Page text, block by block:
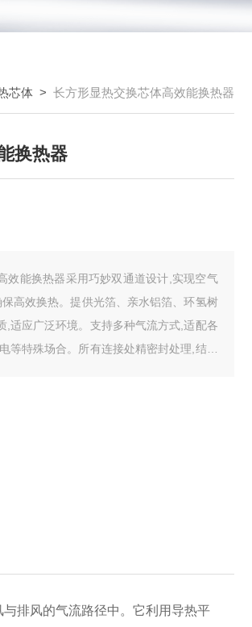
芯体 > 长方形显热交换芯体高效能换热器
换热器
效能换热器采用巧妙双通道设计,实现空气
高效换热。提供光箔、亲水铝箔、环氢树
,适应广泛环境。支持多种气流方式,适配各
等特殊场合。所有连接处精密封处理,结合
排风的气流路径中。它利用导热平